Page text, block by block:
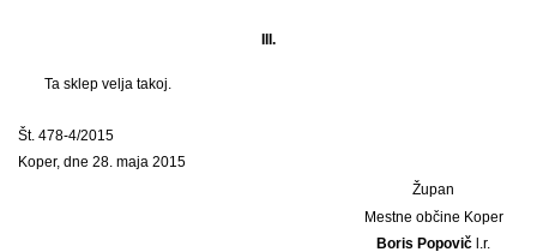
III.
Ta sklep velja takoj.
Št. 478-4/2015
Koper, dne 28. maja 2015
Župan
Mestne občine Koper
Boris Popovič l.r.